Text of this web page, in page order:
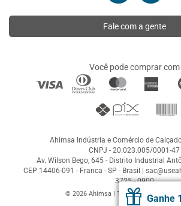
Ganhe
Fale com a gente
Você pode comprar com
Ahimsa Indústria e Comércio de
CNPJ - 20.023.005/0001-47
Av. Wilson Bego, 645 - Distrito Industrial
CEP 14406-091 - Franca - SP - Brasil |
3725 - 0900
© 2026 Ahimsa | Todos os direitos